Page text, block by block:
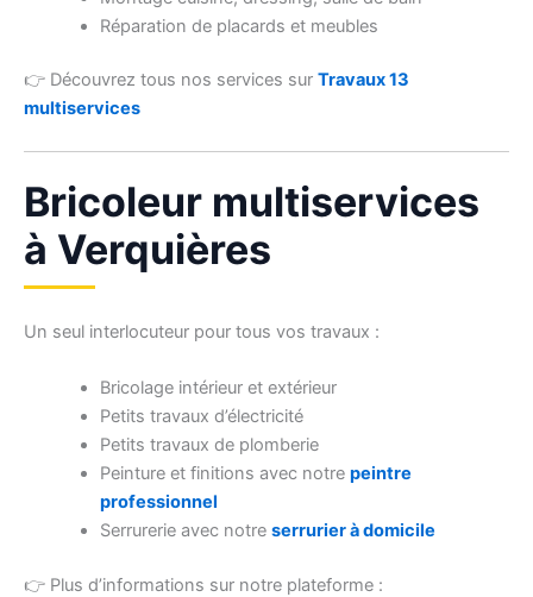
Réparation de placards et meubles
👉 Découvrez tous nos services sur Travaux 13
multiservices
Bricoleur multiservices
à Verquières
Un seul interlocuteur pour tous vos travaux :
Bricolage intérieur et extérieur
Petits travaux d’électricité
Petits travaux de plomberie
Peinture et finitions avec notre peintre
professionnel
Serrurerie avec notre serrurier à domicile
👉 Plus d’informations sur notre plateforme :